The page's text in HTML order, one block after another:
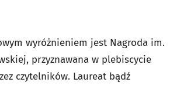
wyróżnieniem jest Nagroda im.
przyznawana w plebiscycie
czytelników. Laureat bądź